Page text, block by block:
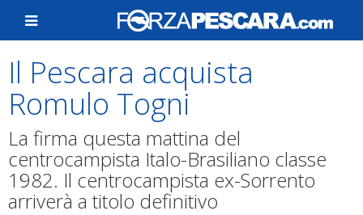
Il Pescara acquista
Romulo Togni
La firma questa mattina del
centrocampista Italo-Brasiliano classe
1982. Il centrocampista ex-Sorrento
arriverà a titolo definitivo